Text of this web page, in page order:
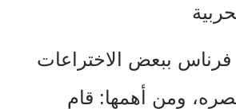
ببعض الاختراعات
ومن أهمها: قام